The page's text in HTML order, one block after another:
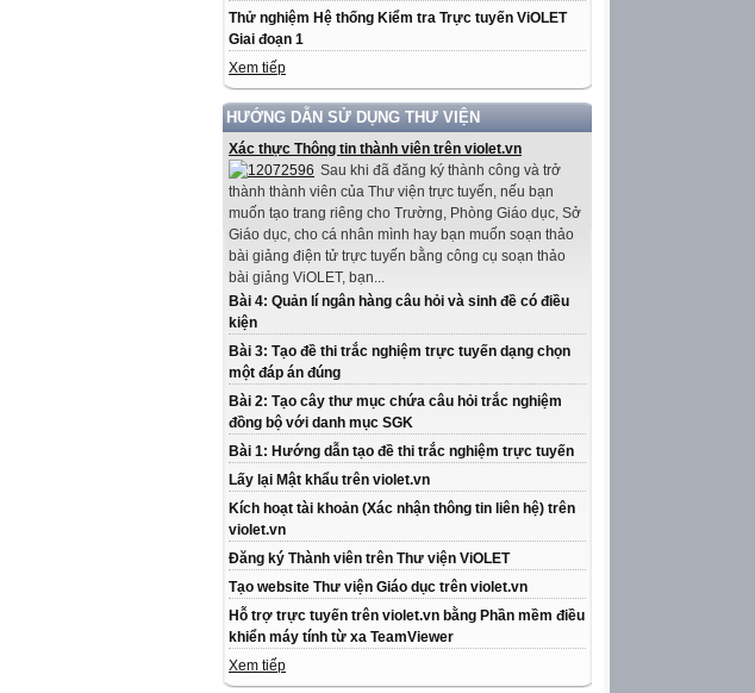
Thử nghiệm Hệ thống Kiểm tra Trực tuyến ViOLET
Giai đoạn 1
Xem tiếp
HƯỚNG DẪN SỬ DỤNG THƯ VIỆN
Xác thực Thông tin thành viên trên violet.vn
Sau khi đã đăng ký thành công và trở
thành thành viên của Thư viện trực tuyến, nếu bạn
muốn tạo trang riêng cho Trường, Phòng Giáo dục, Sở
Giáo dục, cho cá nhân mình hay bạn muốn soạn thảo
bài giảng điện tử trực tuyến bằng công cụ soạn thảo
bài giảng ViOLET, bạn...
Bài 4: Quản lí ngân hàng câu hỏi và sinh đề có điều
kiện
Bài 3: Tạo đề thi trắc nghiệm trực tuyến dạng chọn
một đáp án đúng
Bài 2: Tạo cây thư mục chứa câu hỏi trắc nghiệm
đồng bộ với danh mục SGK
Bài 1: Hướng dẫn tạo đề thi trắc nghiệm trực tuyến
Lấy lại Mật khẩu trên violet.vn
Kích hoạt tài khoản (Xác nhận thông tin liên hệ) trên
violet.vn
Đăng ký Thành viên trên Thư viện ViOLET
Tạo website Thư viện Giáo dục trên violet.vn
Hỗ trợ trực tuyến trên violet.vn bằng Phần mềm điều
khiển máy tính từ xa TeamViewer
Xem tiếp